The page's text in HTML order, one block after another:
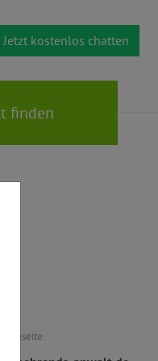
Jetzt kostenlos chatten
Webseite: